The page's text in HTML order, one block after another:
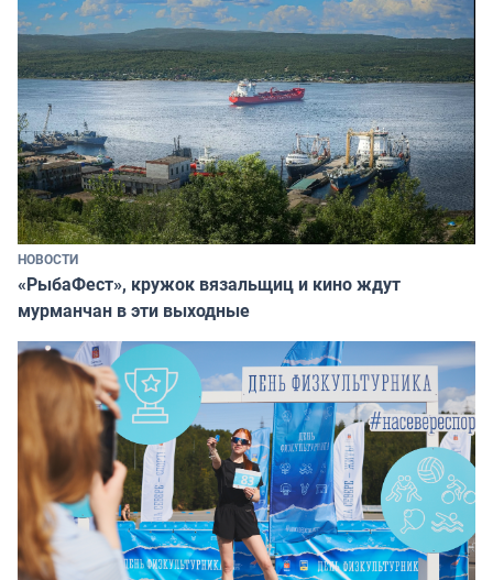
НОВОСТИ
«РыбаФест», кружок вязальщиц и кино ждут
мурманчан в эти выходные